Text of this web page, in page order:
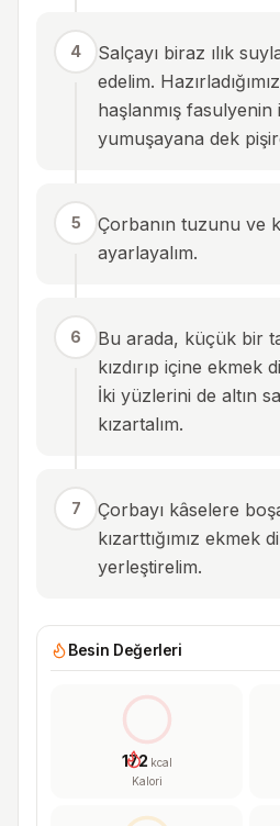
4
Salçayı biraz ılık
edelim.
haşlanmış fasulyenin
yumuşayana dek
5
Çorbanın tuzunu ve
ayarlayalım.
6
Bu arada, küçük bir
kızdırıp içine ekmek
İki yüzlerini de altın
kızartalım.
7
Çorbayı kâselere
kızarttığımız ekmek
yerleştirelim.
Besin Değerleri
172 kcal
Kalori